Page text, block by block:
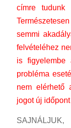
címre tudunk
semmi
felvételéhez
is figyelembe
probléma
nem elérhető
jogot új